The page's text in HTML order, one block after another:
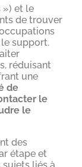
») et le
de trouver
support.
réduisant
une
de
le
le
des
étape et